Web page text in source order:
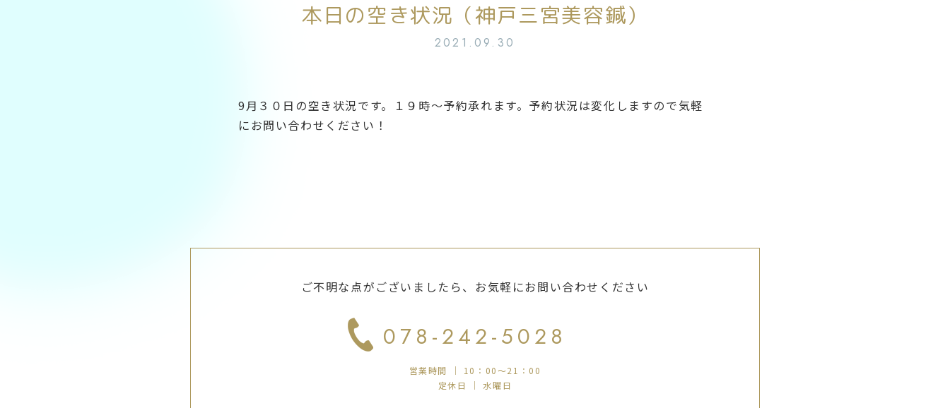
本日の空き状況（神戸三宮美容鍼）
2021.09.30
9月３０日の空き状況です。１９時～予約承れます。予約状況は変化しますので気軽
にお問い合わせください！
ご不明な点がございましたら、 お気軽にお問い合わせください
078-242-5028
営業時間 ｜ 10：00～21：00
定休日 ｜ 水曜日